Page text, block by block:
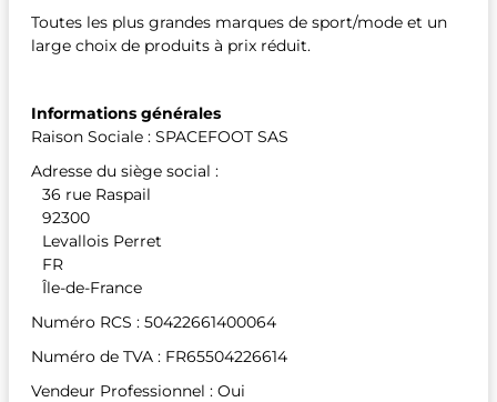
Toutes les plus grandes marques de sport/mode et un
large choix de produits à prix réduit.
Informations générales
Raison Sociale : SPACEFOOT SAS
Adresse du siège social :
36 rue Raspail
92300
Levallois Perret
FR
Île-de-France
Numéro RCS : 50422661400064
Numéro de TVA : FR65504226614
Vendeur Professionnel : Oui